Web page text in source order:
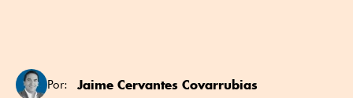
Por: Jaime Cervantes Covarrubias